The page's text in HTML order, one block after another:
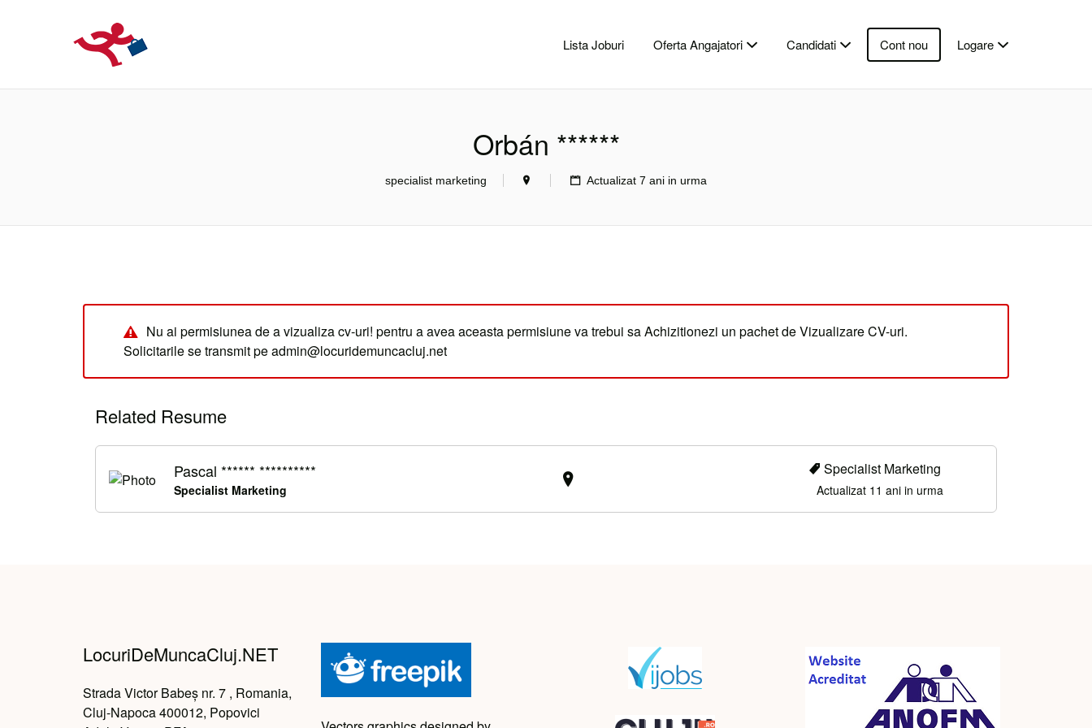
Lista Joburi Oferta Angajatori Candidati Cont nou Logare
Orbán ******
specialist marketing Actualizat 7 ani in urma
Nu ai permisiunea de a vizualiza cv-uri! pentru a avea aceasta permisiune va trebui sa Achizitionezi un pachet de Vizualizare CV-uri.
Solicitarile se transmit pe admin@locuridemuncacluj.net
Related Resume
Pascal ****** **********
Specialist Marketing
Specialist Marketing
Actualizat 11 ani in urma
LocuriDeMuncaCluj.NET
Strada Victor Babeș nr. 7 , Romania,
Cluj-Napoca 400012, Popovici